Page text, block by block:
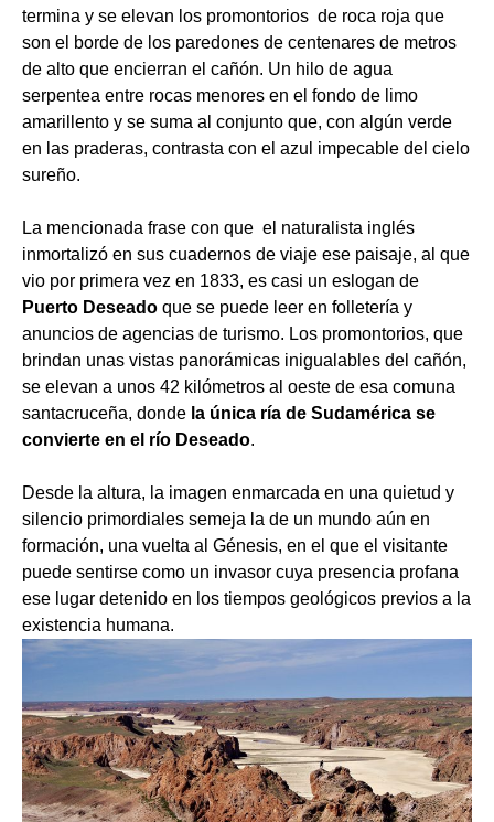
termina y se elevan los promontorios de roca roja que
son el borde de los paredones de centenares de metros
de alto que encierran el cañón. Un hilo de agua
serpentea entre rocas menores en el fondo de limo
amarillento y se suma al conjunto que, con algún verde
en las praderas, contrasta con el azul impecable del cielo
sureño.
La mencionada frase con que el naturalista inglés
inmortalizó en sus cuadernos de viaje ese paisaje, al que
vio por primera vez en 1833, es casi un eslogan de
Puerto Deseado que se puede leer en folletería y
anuncios de agencias de turismo. Los promontorios, que
brindan unas vistas panorámicas inigualables del cañón,
se elevan a unos 42 kilómetros al oeste de esa comuna
santacruceña, donde la única ría de Sudamérica se
convierte en el río Deseado.
Desde la altura, la imagen enmarcada en una quietud y
silencio primordiales semeja la de un mundo aún en
formación, una vuelta al Génesis, en el que el visitante
puede sentirse como un invasor cuya presencia profana
ese lugar detenido en los tiempos geológicos previos a la
existencia humana.